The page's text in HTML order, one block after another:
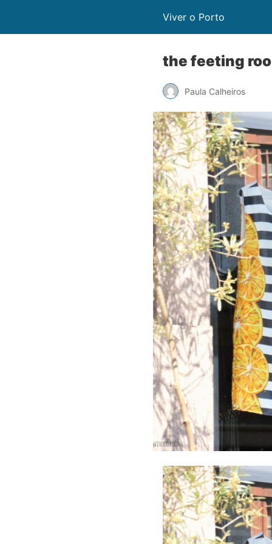
Viver o Porto
the feeting
Paula Calheiros